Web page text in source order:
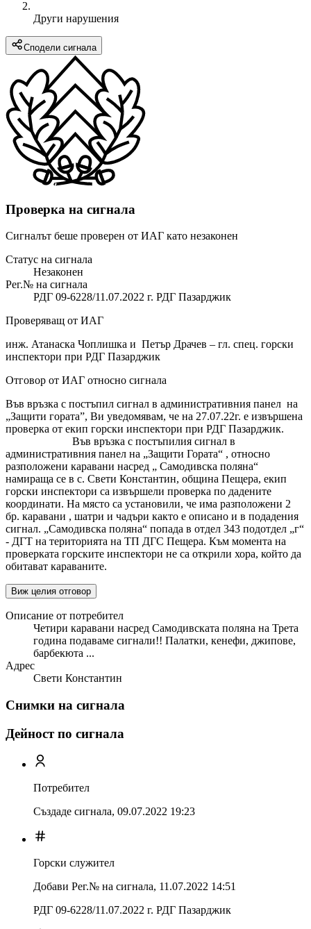
Други нарушения
Сподели сигнала
Проверка на сигнала
Сигналът беше проверен от ИАГ като незаконен
Статус на сигнала
Незаконен
Рег.№ на сигнала
РДГ 09-6228/11.07.2022 г. РДГ Пазарджик
Проверяващ от ИАГ
инж. Атанаска Чоплишка и Петър Драчев – гл. спец. горски
инспектори при РДГ Пазарджик
Отговор от ИАГ относно сигнала
Във връзка с постъпил сигнал в административния панел на
„Защити гората”, Ви уведомявам, че на 27.07.22г. е извършена
проверка от екип горски инспектори при РДГ Пазарджик.
Във връзка с постъпилия сигнал в
административния панел на „Защити Гората“ , относно
разположени каравани насред „ Самодивска поляна“
намираща се в с. Свети Константин, община Пещера, екип
горски инспектори са извършели проверка по дадените
координати. На място са установили, че има разположени 2
бр. каравани , шатри и чадъри както е описано и в подадения
сигнал. „Самодивска поляна“ попада в отдел 343 подотдел „г“
- ДГТ на територията на ТП ДГС Пещера. Към момента на
проверката горските инспектори не са открили хора, който да
обитават караваните.
Виж целия отговор
Описание от потребител
Четири каравани насред Самодивската поляна на Трета
година подаваме сигнали!! Палатки, кенефи, джипове,
барбекюта ...
Адрес
Свети Константин
Снимки на сигнала
Дейност по сигнала
Потребител
Създаде сигнала, 09.07.2022 19:23
Горски служител
Добави Рег.№ на сигнала, 11.07.2022 14:51
РДГ 09-6228/11.07.2022 г. РДГ Пазарджик